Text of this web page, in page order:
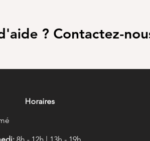
? Contactez-
Horaires